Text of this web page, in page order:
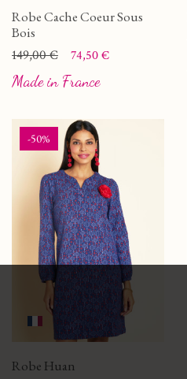
Robe Cache Coeur Sous
Bois
Prix
Prix de base
149,00 € 74,50 €
Made in France
-50%
Robe Huan